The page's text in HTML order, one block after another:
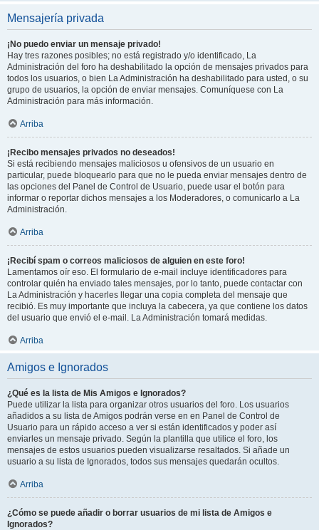
Mensajería privada
¡No puedo enviar un mensaje privado!
Hay tres razones posibles; no está registrado y/o identificado, La
Administración del foro ha deshabilitado la opción de mensajes privados para
todos los usuarios, o bien La Administración ha deshabilitado para usted, o su
grupo de usuarios, la opción de enviar mensajes. Comuníquese con La
Administración para más información.
Arriba
¡Recibo mensajes privados no deseados!
Si está recibiendo mensajes maliciosos u ofensivos de un usuario en
particular, puede bloquearlo para que no le pueda enviar mensajes dentro de
las opciones del Panel de Control de Usuario, puede usar el botón para
informar o reportar dichos mensajes a los Moderadores, o comunicarlo a La
Administración.
Arriba
¡Recibí spam o correos maliciosos de alguien en este foro!
Lamentamos oír eso. El formulario de e-mail incluye identificadores para
controlar quién ha enviado tales mensajes, por lo tanto, puede contactar con
La Administración y hacerles llegar una copia completa del mensaje que
recibió. Es muy importante que incluya la cabecera, ya que contiene los datos
del usuario que envió el e-mail. La Administración tomará medidas.
Arriba
Amigos e Ignorados
¿Qué es la lista de Mis Amigos e Ignorados?
Puede utilizar la lista para organizar otros usuarios del foro. Los usuarios
añadidos a su lista de Amigos podrán verse en en Panel de Control de
Usuario para un rápido acceso a ver si están identificados y poder así
enviarles un mensaje privado. Según la plantilla que utilice el foro, los
mensajes de estos usuarios pueden visualizarse resaltados. Si añade un
usuario a su lista de Ignorados, todos sus mensajes quedarán ocultos.
Arriba
¿Cómo se puede añadir o borrar usuarios de mi lista de Amigos e
Ignorados?